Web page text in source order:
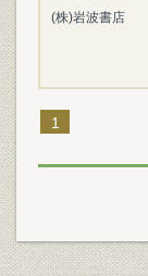
(株)岩波書店
1